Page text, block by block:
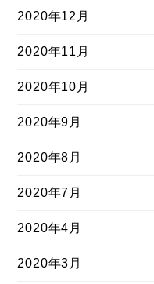
2020年12月
2020年11月
2020年10月
2020年9月
2020年8月
2020年7月
2020年4月
2020年3月